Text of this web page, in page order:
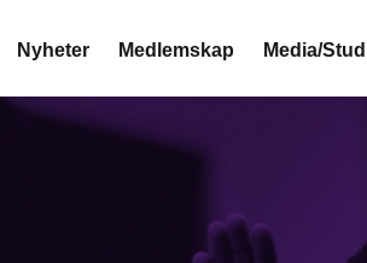
Nyheter Medlemskap Media/